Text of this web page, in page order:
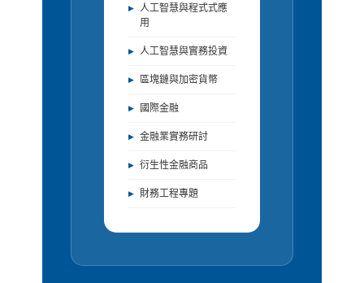
人工智慧與程式式應
用
人工智慧與實務投資
區塊鏈與加密貨幣
國際金融
金融業實務研討
衍生性金融商品
財務工程專題